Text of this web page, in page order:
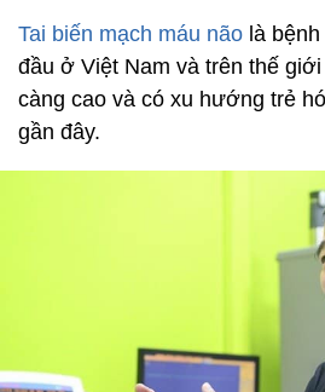
Tai biến mạch máu não là
đầu ở Việt Nam và trên thế
càng cao và có xu hướng trẻ
gần đây.